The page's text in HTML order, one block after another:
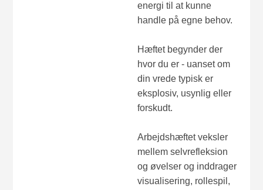
energi til at kunne
handle på egne behov.
Hæftet begynder der
hvor du er - uanset om
din vrede typisk er
eksplosiv, usynlig eller
forskudt.
Arbejdshæftet veksler
mellem selvrefleksion
og øvelser og inddrager
visualisering, rollespil,